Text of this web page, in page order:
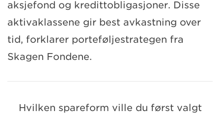
aksjefond og kredittobligasjoner. Disse
aktivaklassene gir best avkastning over
tid, forklarer porteføljestrategen fra
Skagen Fondene.
Hvilken spareform ville du først valgt